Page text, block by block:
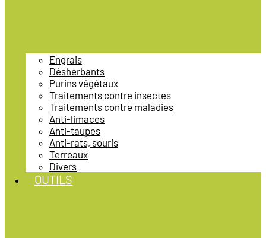
Engrais
Désherbants
Purins végétaux
Traitements contre insectes
Traitements contre maladies
Anti-limaces
Anti-taupes
Anti-rats, souris
Terreaux
Divers
OUTILS